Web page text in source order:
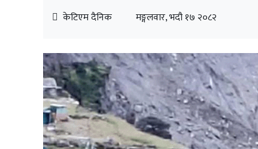
केटिएम दैनिक मङ्गलवार, भदौ १७ २०८२